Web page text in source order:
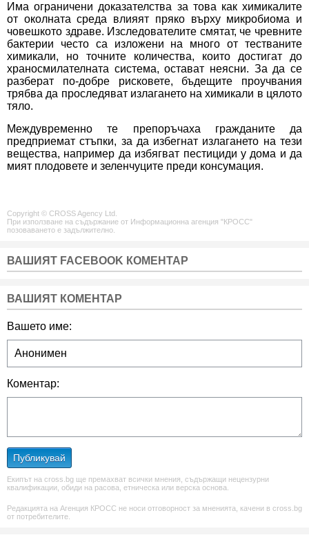
Има ограничени доказателства за това как химикалите
от околната среда влияят пряко върху микробиома и
човешкото здраве. Изследователите смятат, че чревните
бактерии често са изложени на много от тестваните
химикали, но точните количества, които достигат до
храносмилателната система, остават неясни. За да се
разберат по-добре рисковете, бъдещите проучвания
трябва да проследяват излагането на химикали в цялото
тяло.
Междувременно те препоръчаха гражданите да
предприемат стъпки, за да избегнат излагането на тези
вещества, например да избягват пестициди у дома и да
мият плодовете и зеленчуците преди консумация.
Copyright © CROSS Agency Ltd.
При използване на съдържание от Информационна агенция "КРОСС"
позоваването е задължително.
ВАШИЯТ FACEBOOK КОМЕНТАР
ВАШИЯТ КОМЕНТАР
Вашето име:
Коментар:
Публикувай
Екипът на cross.bg ще премахват всички мнения, съдържащи нецензурни
квалификации, обиди на расова, етническа или верска основа.
Редакцията на Агенция КРОСС не носи отговорност за мненията, качени в cross.bg
от потребителите.